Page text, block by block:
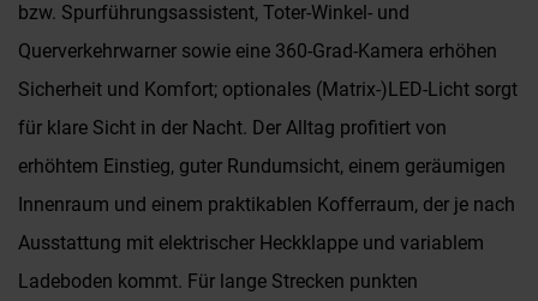
bzw. Spurführungsassistent, Toter-Winkel- und
Querverkehrwarner sowie eine 360-Grad-Kamera erhöhen
Sicherheit und Komfort; optionales (Matrix-)LED-Licht sorgt
für klare Sicht in der Nacht. Der Alltag profitiert von
erhöhtem Einstieg, guter Rundumsicht, einem geräumigen
Innenraum und einem praktikablen Kofferraum, der je nach
Ausstattung mit elektrischer Heckklappe und variablem
Ladeboden kommt. Für lange Strecken punkten